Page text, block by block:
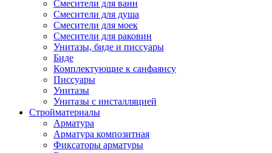
Смесители для ванн
Смесители для душа
Смесители для моек
Смесители для раковин
Унитазы, биде и писсуары
Биде
Комплектующие к санфаянсу
Писсуары
Унитазы
Унитазы с инсталляцией
Стройматериалы
Арматура
Арматура композитная
Фиксаторы арматуры